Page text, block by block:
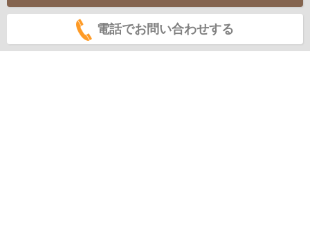
電話でお問い合わせする